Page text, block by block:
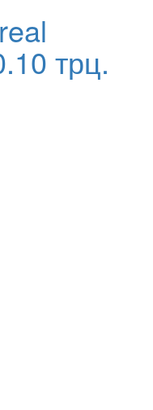
трц.